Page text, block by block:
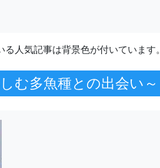
人気記事は背景色が付いています。
む多魚種との出会い～